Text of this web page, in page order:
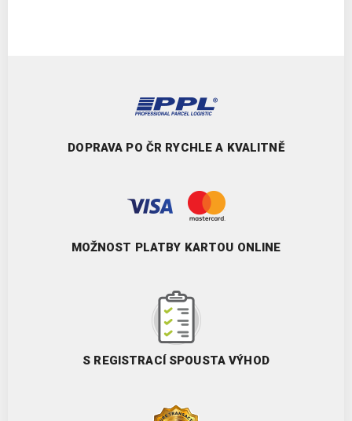
DOPRAVA PO ČR RYCHLE A KVALITNĚ
MOŽNOST PLATBY KARTOU ONLINE
S REGISTRACÍ SPOUSTA VÝHOD